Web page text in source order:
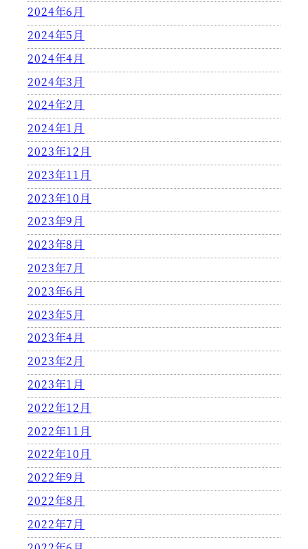
2024年6月
2024年5月
2024年4月
2024年3月
2024年2月
2024年1月
2023年12月
2023年11月
2023年10月
2023年9月
2023年8月
2023年7月
2023年6月
2023年5月
2023年4月
2023年2月
2023年1月
2022年12月
2022年11月
2022年10月
2022年9月
2022年8月
2022年7月